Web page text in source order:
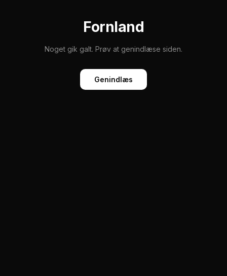
Fornland
Noget gik galt. Prøv at genindlæse siden.
Genindlæs